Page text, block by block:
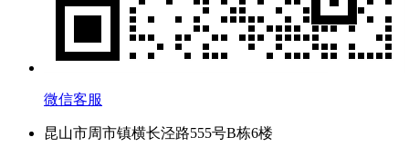
微信客服
昆山市周市镇横长泾路555号B栋6楼